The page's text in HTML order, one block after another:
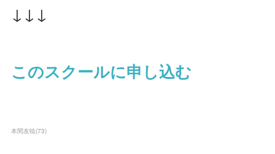
↓↓↓
このスクールに申し込む
本間友暁(73)